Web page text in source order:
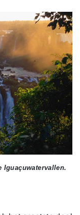
Iguaçuwatervallen.